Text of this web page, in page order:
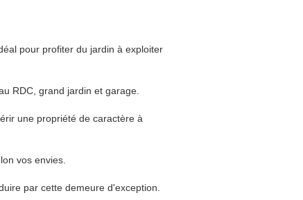
pour profiter du jardin à exploiter
RDC, grand jardin et garage.
une propriété de caractère à
vos envies.
par cette demeure d'exception.